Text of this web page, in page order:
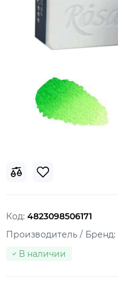
Код: 4823098506171
Производитель / Бренд:
В наличии